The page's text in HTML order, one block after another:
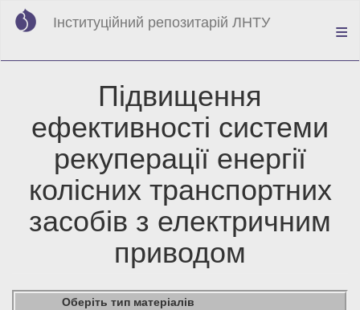
Перейти
вмісту
Інституційний репозитарій ЛНТУ
Підвищення
ефективності системи
рекуперації енергії
колісних транспортних
засобів з електричним
приводом
Оберіть тип матеріалів